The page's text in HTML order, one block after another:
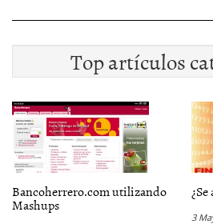
Top artículos
Bancoherrero.com utilizando
Mashups
3